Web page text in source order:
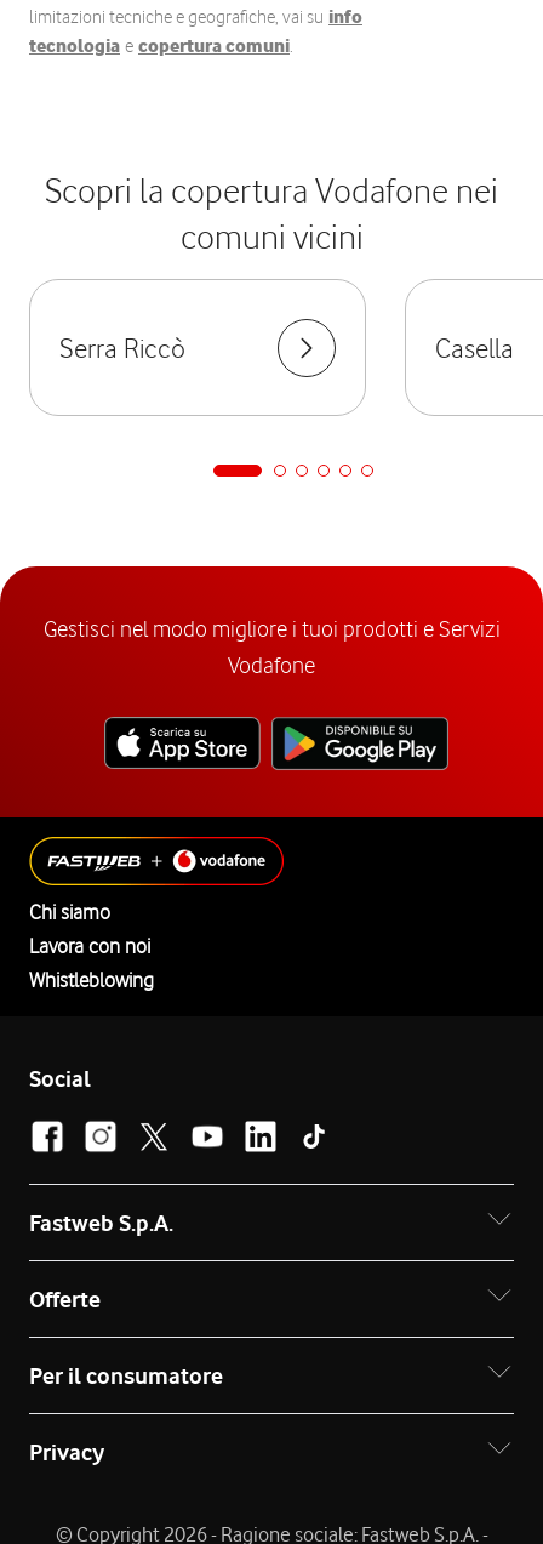
limitazioni tecniche e geografiche, vai su info
tecnologia e copertura comuni.
Scopri la copertura Vodafone nei
comuni vicini
Serra Riccò Casella
Gestisci nel modo migliore i tuoi prodotti e Servizi
Vodafone
Chi siamo
Lavora con noi
Whistleblowing
Social
Fastweb S.p.A.
Offerte
Per il consumatore
Privacy
© Copyright 2026 - Ragione sociale: Fastweb S.p.A. -